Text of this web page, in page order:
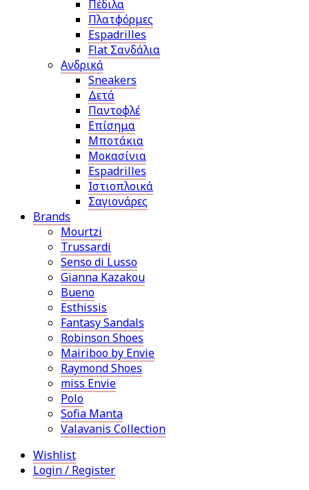
Πέδιλα
Πλατφόρμες
Espadrilles
Flat Σανδάλια
Ανδρικά
Sneakers
Δετά
Παντοφλέ
Επίσημα
Μποτάκια
Μοκασίνια
Espadrilles
Ιστιοπλοικά
Σαγιονάρες
Brands
Mourtzi
Trussardi
Senso di Lusso
Gianna Kazakou
Bueno
Esthissis
Fantasy Sandals
Robinson Shoes
Mairiboo by Envie
Raymond Shoes
miss Envie
Polo
Sofia Manta
Valavanis Collection
Wishlist
Login / Register